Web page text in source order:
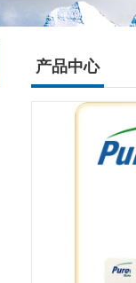
产品中心